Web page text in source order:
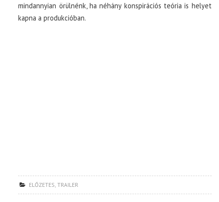
mindannyian örülnénk, ha néhány konspirációs teória is helyet
kapna a produkcióban.
ELŐZETES ,TRAILER